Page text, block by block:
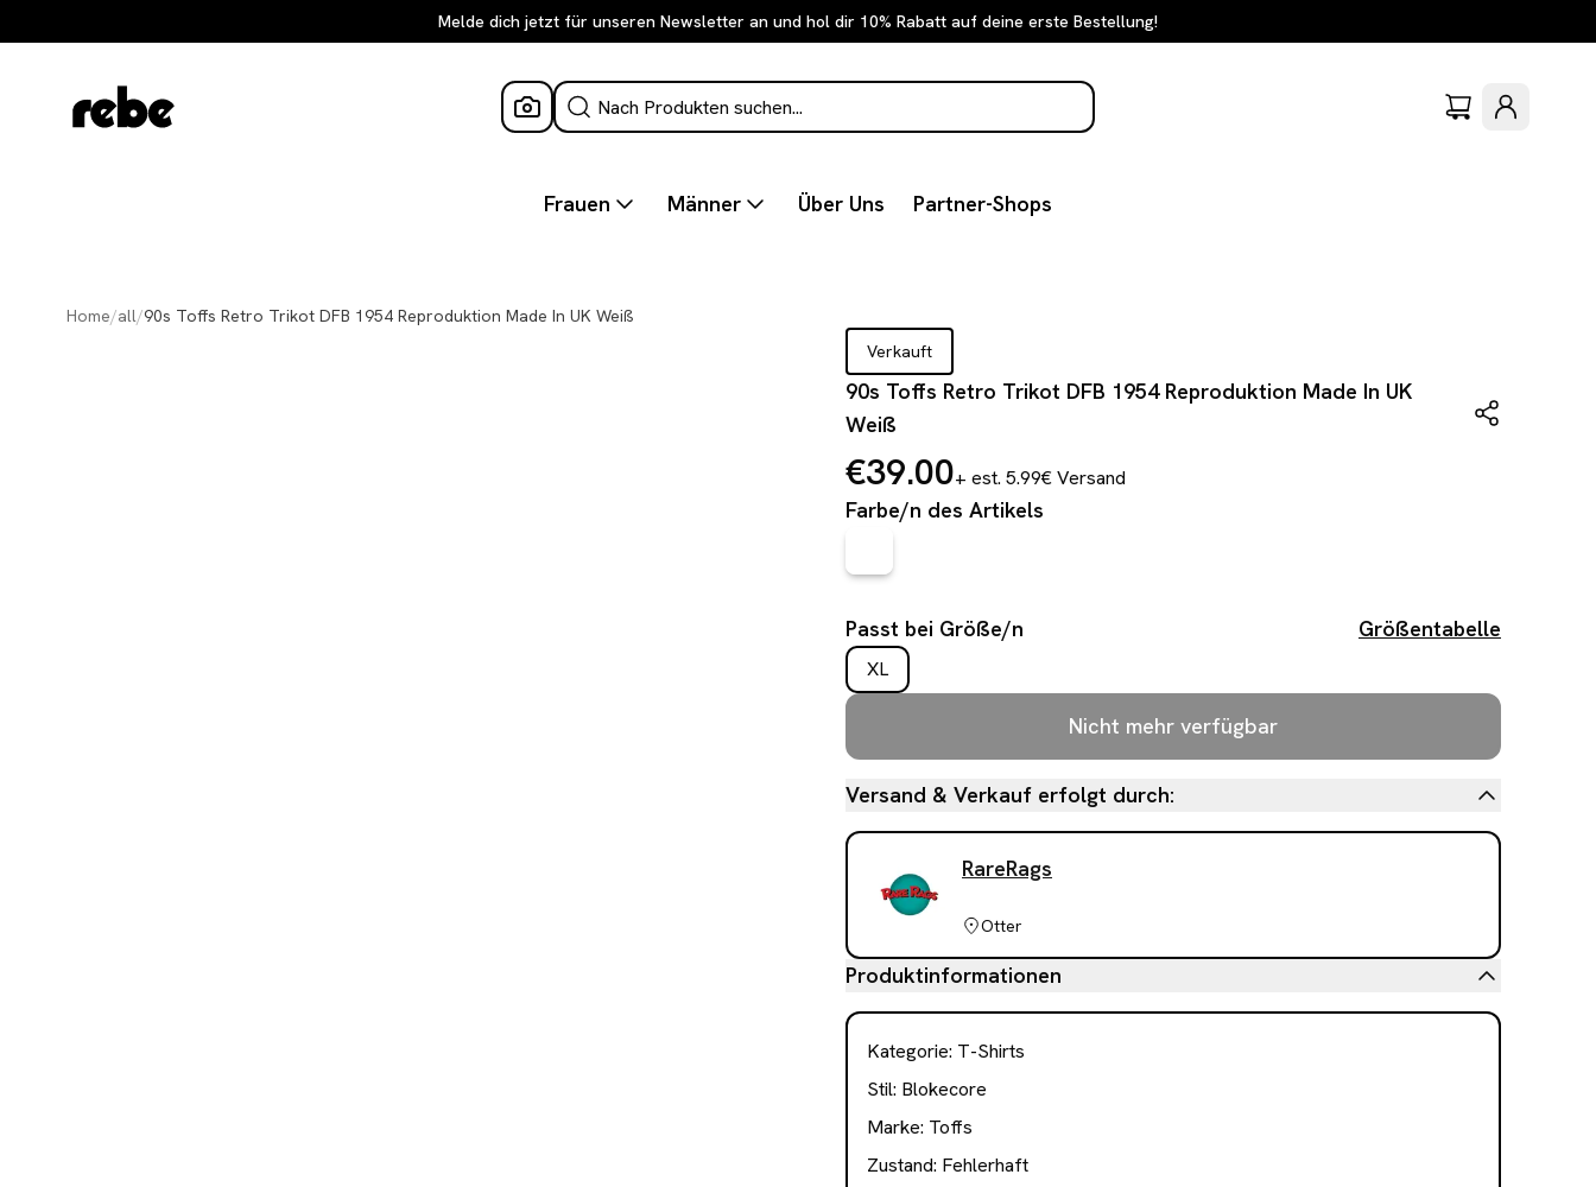
Melde dich jetzt für unseren Newsletter an und hol dir 10% Rabatt auf deine erste Bestellung!
Frauen Männer Über Uns Partner-Shops
Home/all/90s Toffs Retro Trikot DFB 1954 Reproduktion Made In UK Weiß
Verkauft
90s Toffs Retro Trikot DFB 1954 Reproduktion Made In UK
Weiß
€39.00+ est. 5.99€ Versand
Farbe/n des Artikels
Passt bei Größe/n Größentabelle
XL
Nicht mehr verfügbar
Versand & Verkauf erfolgt durch:
RareRags
Otter
Produktinformationen
Kategorie: T-Shirts
Stil: Blokecore
Marke: Toffs
Zustand: Fehlerhaft